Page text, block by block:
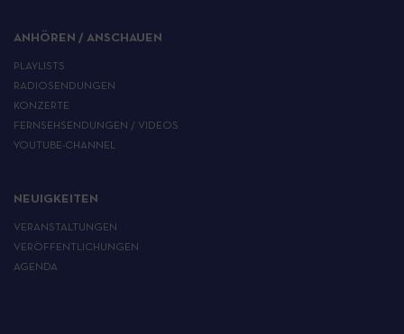
ANHÖREN / ANSCHAUEN
PLAYLISTS
RADIOSENDUNGEN
KONZERTE
FERNSEHSENDUNGEN / VIDEOS
YOUTUBE-CHANNEL
NEUIGKEITEN
VERANSTALTUNGEN
VERÖFFENTLICHUNGEN
AGENDA